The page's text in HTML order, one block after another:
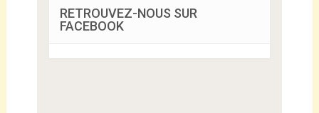
RETROUVEZ-NOUS SUR
FACEBOOK